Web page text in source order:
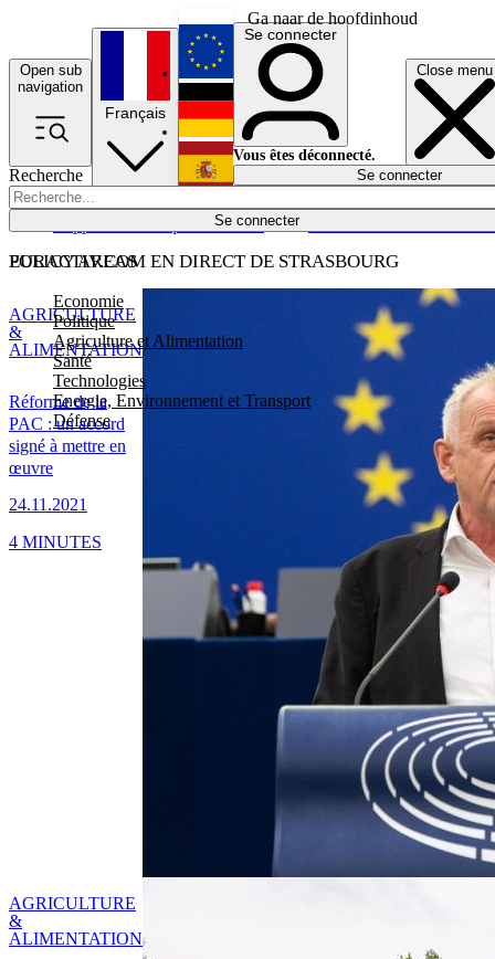
Ga naar de hoofdinhoud
Open sub
navigation
Close menu
Recherche
Se connecter
POLICY AREAS
Economie
Politique
Agriculture et Alimentation
Santé
Technologies
Energie, Environnement et Transport
Défense
Économie
Français
English
Deutsch
Español
Se connecter
Vous êtes déconnecté.
Se connecter
EURACTIV.COM EN DIRECT DE STRASBOURG
Réforme de la
PAC : un accord
signé à mettre en
œuvre
24.11.2021
AGRICULTURE
&
ALIMENTATION
4 MINUTES
AGRICULTURE
&
ALIMENTATION